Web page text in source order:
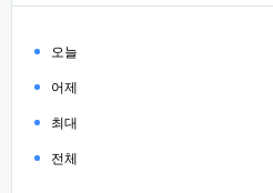
오늘
어제
최대
전체